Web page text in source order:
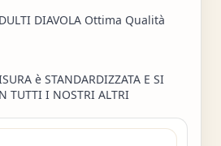
DIAVOLA Ottima Qualità
è STANDARDIZZATA E SI
TUTTI I NOSTRI ALTRI